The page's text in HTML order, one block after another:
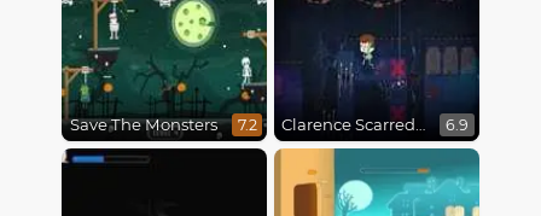
Save The Monsters 7.2 Clarence Scarred Silly 6.9